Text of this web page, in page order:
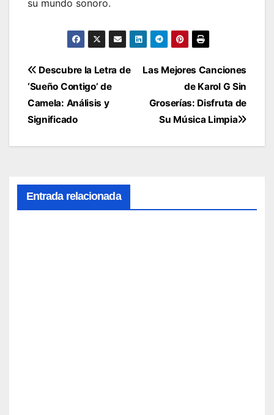
su mundo sonoro.
Navegación
de
entradas
Las Mejores Canciones
de Karol G Sin
Groserías: Disfruta de
Su Música Limpia
Descubre la Letra de
‘Sueño Contigo’ de
Camela: Análisis y
Significado
Entrada relacionada